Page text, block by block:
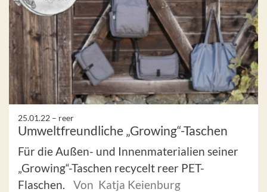
25.01.22 – reer
Umweltfreundliche „Growing“-Taschen
Für die Außen- und Innenmaterialien seiner
„Growing“-Taschen recycelt reer PET-
Flaschen.
Von Katja Keienburg